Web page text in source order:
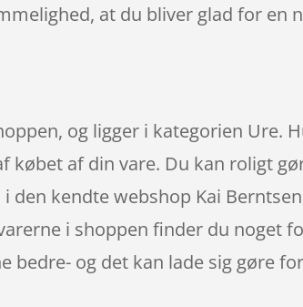
at du bliver glad for en
og ligger i kategorien Ure.
af din vare. Du kan roligt
kendte webshop Kai
i shoppen finder du noget
og det kan lade sig gøre